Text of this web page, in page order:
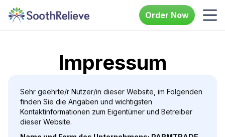
Order Now
Impressum
Sehr geehrte/r Nutzer/in dieser Website, im Folgenden
finden Sie die Angaben und wichtigsten
Kontaktinformationen zum Eigentümer und Betreiber
dieser Website.